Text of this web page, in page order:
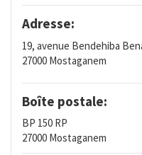
Adresse:
19, avenue Bendehiba
27000 Mostaganem
Boîte postale:
BP 150 RP
27000 Mostaganem